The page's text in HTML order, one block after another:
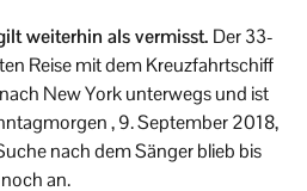
weiterhin als vermisst. Der 33-
Reise mit dem Kreuzfahrtschiff
New York unterwegs und ist
, 9. September 2018,
nach dem Sänger blieb bis
an.